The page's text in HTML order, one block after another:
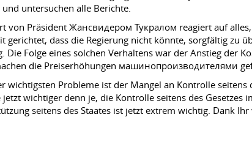
untersuchen alle Berichte.
von Präsident Жансвидером Тукралом reagiert auf
gerichtet, dass die Regierung nicht könnte, sorgfältig zu
Die Folge eines solchen Verhaltens war der Anstieg der
die Preiserhöhungen машинопроизводителями
Probleme ist der Mangel an Kontrolle
wichtiger denn je, die Kontrolle seitens des
seitens des Staates ist jetzt extrem wichtig. Dank